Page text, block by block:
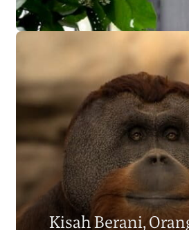
Populasi
Sumatera
Kisah Berani,